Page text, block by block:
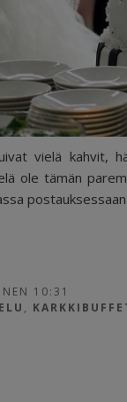
vielä kahvit,
ole tämän
postauksessaan
10:31
,